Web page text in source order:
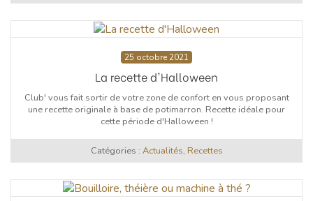
25 octobre 2021
La recette d'Halloween
Club' vous fait sortir de votre zone de confort en vous proposant
une recette originale à base de potimarron. Recette idéale pour
cette période d'Halloween !
Catégories : Actualités, Recettes